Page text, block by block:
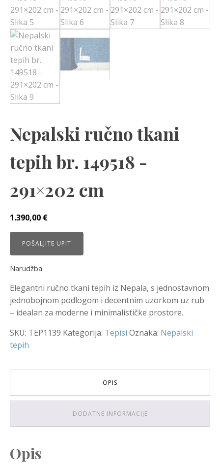
Nepalski ručno tkani
tepih br. 149518 -
291×202 cm
1.390,00 €
POŠALJITE UPIT
Narudžba
Elegantni ručno tkani tepih iz Nepala, s jednostavnom
jednobojnom podlogom i decentnim uzorkom uz rub
– idealan za moderne i minimalističke prostore.
SKU: TEP1139 Kategorija: Tepisi Oznaka: Nepalski
tepih
OPIS
DODATNE INFORMACIJE
Opis